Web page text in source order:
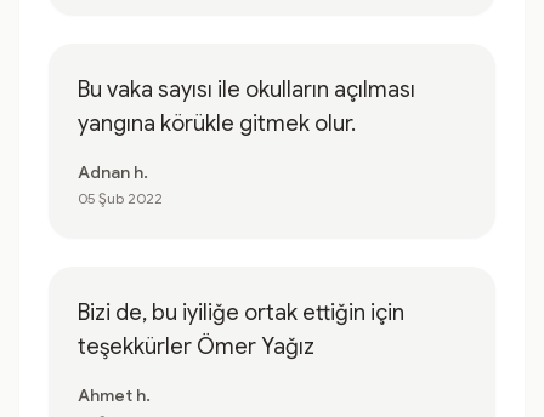
Bu vaka sayısı ile okulların açılması
yangına körükle gitmek olur.
Adnan h.
05 Şub 2022
Bizi de, bu iyiliğe ortak ettiğin için
teşekkürler Ömer Yağız
Ahmet h.